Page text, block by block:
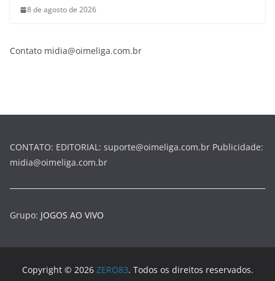
8 de agosto de 2026
Contato midia@oimeliga.com.br
CONTATO: EDITORIAL: suporte@oimeliga.com.br Publicidade:
midia@oimeliga.com.br
Grupo: JOGOS AO VIVO
Copyright © 2026 ZERO83. Todos os direitos reservados.